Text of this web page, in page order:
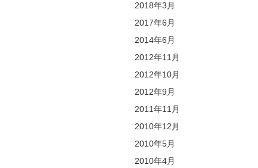
2018年3月
2017年6月
2014年6月
2012年11月
2012年10月
2012年9月
2011年11月
2010年12月
2010年5月
2010年4月